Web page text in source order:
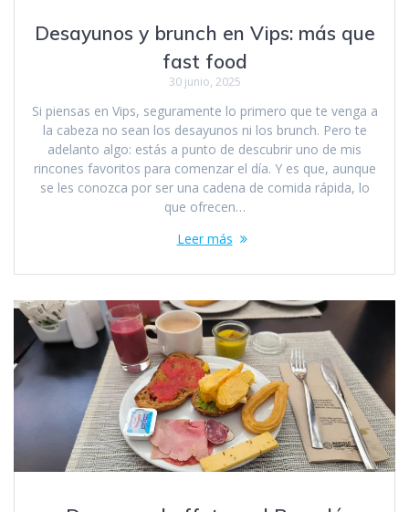
Desayunos y brunch en Vips: más que
fast food
30 junio, 2025
Si piensas en Vips, seguramente lo primero que te venga a
la cabeza no sean los desayunos ni los brunch. Pero te
adelanto algo: estás a punto de descubrir uno de mis
rincones favoritos para comenzar el día. Y es que, aunque
se les conozca por ser una cadena de comida rápida, lo
que ofrecen…
Leer más